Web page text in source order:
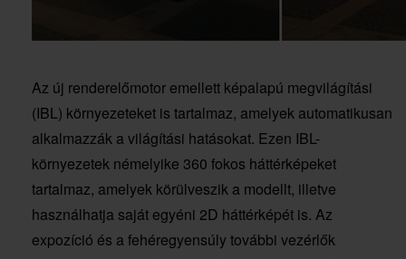
Az új renderelőmotor emellett képalapú megvilágítási
(IBL) környezeteket is tartalmaz, amelyek automatikusan
alkalmazzák a világítási hatásokat. Ezen IBL-
környezetek némelyike 360 fokos háttérképeket
tartalmaz, amelyek körülveszik a modellt, illetve
használhatja saját egyéni 2D háttérképét is. Az
expozíció és a fehéregyensúly további vezérlők